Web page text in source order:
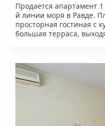
Продается апартамент
й линии моря в Равде.
просторная гостиная с
большая терраса,
кабиной. Вид на море
восток-юг. Вся
Акт.16 #6206